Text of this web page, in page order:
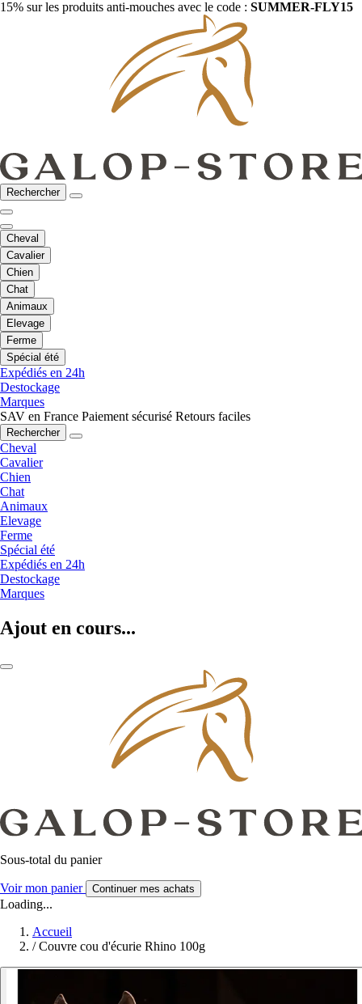
15% sur les produits anti-mouches avec le code : SUMMER-FLY15
Rechercher
Cheval
Cavalier
Chien
Chat
Animaux
Elevage
Ferme
Spécial été
Expédiés en 24h
Destockage
Marques
SAV en France Paiement sécurisé Retours faciles
Rechercher
Cheval
Cavalier
Chien
Chat
Animaux
Elevage
Ferme
Spécial été
Expédiés en 24h
Destockage
Marques
Ajout en cours...
Sous-total du panier
Voir mon panier Continuer mes achats
Loading...
Accueil
/ Couvre cou d'écurie Rhino 100g